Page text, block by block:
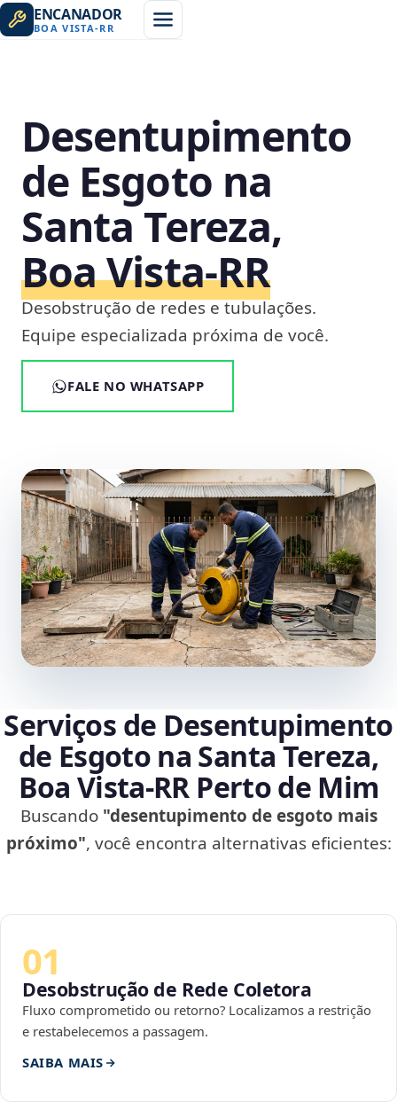
ENCANADOR
BOA VISTA-RR
Desentupimento
de Esgoto na
Santa Tereza,
Boa Vista‑RR
Desobstrução de redes e tubulações.
Equipe especializada próxima de você.
FALE NO WHATSAPP
Serviços de Desentupimento
de Esgoto na Santa Tereza,
Boa Vista‑RR Perto de Mim
Buscando "desentupimento de esgoto mais
próximo", você encontra alternativas eficientes:
01
Desobstrução de Rede Coletora
Fluxo comprometido ou retorno? Localizamos a restrição
e restabelecemos a passagem.
SAIBA MAIS